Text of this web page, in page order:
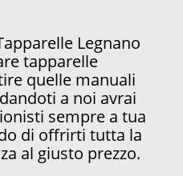
Legnano
tapparelle
quelle manuali
a noi avrai
sempre a tua
di offrirti tutta la
al giusto prezzo.